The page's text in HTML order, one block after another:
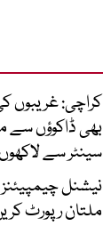
کراچی: غریبوں
بھی ڈاکوؤں سے
سینٹر سے
نیشنل
ملتان رپورٹ